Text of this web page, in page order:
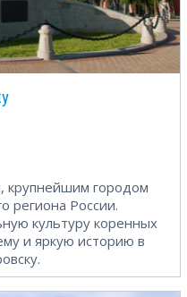
крупнейшим городом
региона России.
культуру коренных
и яркую историю в